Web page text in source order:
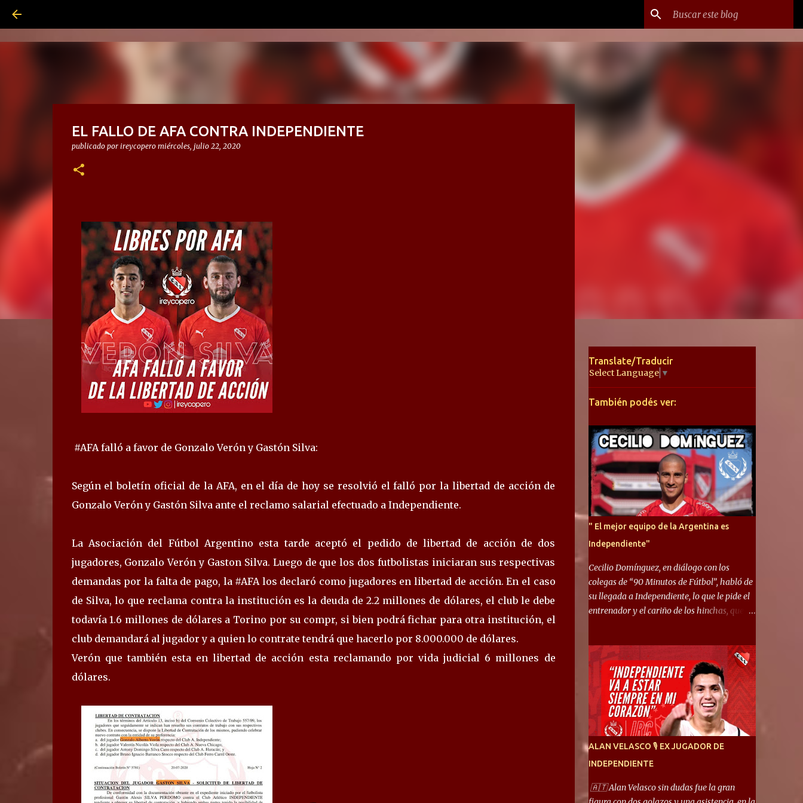
EL FALLO DE AFA CONTRA INDEPENDIENTE
publicado por ireycopero miércoles, julio 22, 2020
#AFA falló a favor de Gonzalo Verón y Gastón Silva:
Según el boletín oficial de la AFA, en el día de hoy se resolvió el falló por la libertad de acción de
Gonzalo Verón y Gastón Silva ante el reclamo salarial efectuado a Independiente.
La Asociación del Fútbol Argentino esta tarde aceptó el pedido de libertad de acción de dos
jugadores, Gonzalo Verón y Gaston Silva. Luego de que los dos futbolistas iniciaran sus respectivas
demandas por la falta de pago, la #AFA los declaró como jugadores en libertad de acción. En el caso
de Silva, lo que reclama contra la institución es la deuda de 2.2 millones de dólares, el club le debe
todavía 1.6 millones de dólares a Torino por su compr, si bien podrá fichar para otra institución, el
club demandará al jugador y a quien lo contrate tendrá que hacerlo por 8.000.000 de dólares.
Verón que también esta en libertad de acción esta reclamando por vida judicial 6 millones de
dólares.
Translate/Traducir
Select Language ▼
También podés ver:
" El mejor equipo de la Argentina es
Independiente"
Cecilio Domínguez, en diálogo con los
colegas de “90 Minutos de Fútbol”, habló de
su llegada a Independiente, lo que le pide el
entrenador y el cariño de los hinchas, que se
ayuda a que me adapte rápidamente, soy un
hombre alegre y abierto. Creo que lo estoy
haciendo muy bien. Cuando llegué, llegué a
un Independiente que juega muy dinámico y
me gusta mucho. Me favorece por la forma
de jugar mía y eso también ayudó a que me
adapte”. “Me siento mejor por izquierda,
pero me gusta mucho jugar de 9, y juego sin
problemas por derecha también. Jugar de 9
y de extremo por izquierda es diferente. A mi
me gusta jugar por fuera, porque tengo mas
ALAN VELASCO 🎙 EX JUGADOR DE
INDEPENDIENTE
🇦🇹 Alan Velasco sin dudas fue la gran